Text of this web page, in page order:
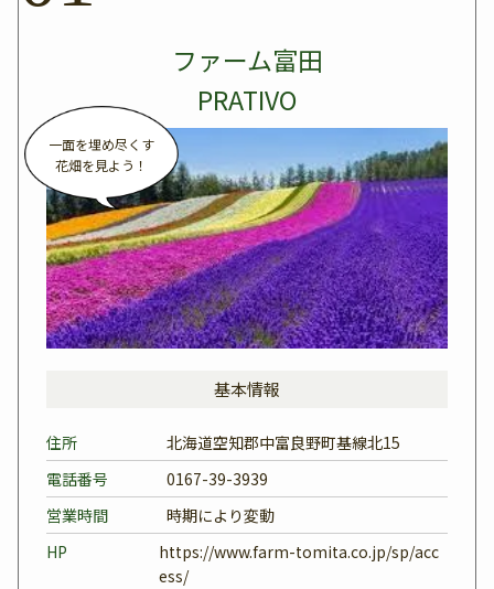
ファーム富田
PRATIVO
基本情報
住所
北海道空知郡中富良野町基線北15
電話番号
0167-39-3939
営業時間
時期により変動
HP
https://www.farm-tomita.co.jp/sp/acc
ess/
一面を埋め尽くす
花畑を見よう！